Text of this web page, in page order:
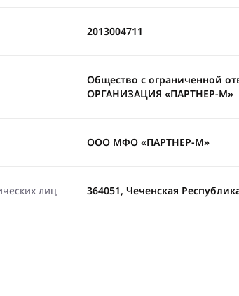
2013004711
Общество с ограниченной
ОРГАНИЗАЦИЯ «ПАРТНЕР-М»
ООО МФО «ПАРТНЕР-М»
лиц 364051, Чеченская